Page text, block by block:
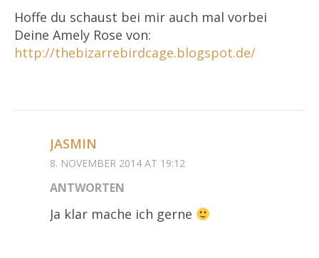
Hoffe du schaust bei mir auch mal vorbei
Deine Amely Rose von:
http://thebizarrebirdcage.blogspot.de/
JASMIN
8. NOVEMBER 2014 AT 19:12
ANTWORTEN
Ja klar mache ich gerne